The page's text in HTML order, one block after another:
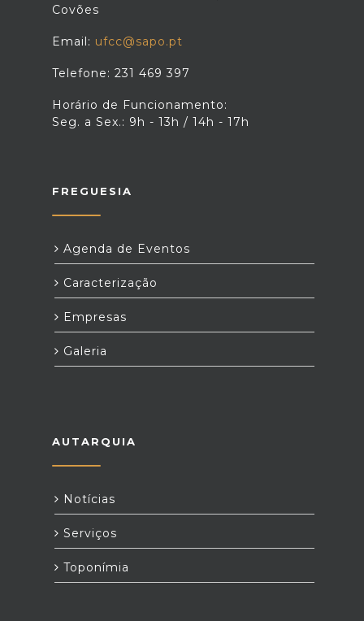
Covões
Email: ufcc@sapo.pt
Telefone: 231 469 397
Horário de Funcionamento:
Seg. a Sex.: 9h - 13h / 14h - 17h
FREGUESIA
Agenda de Eventos
Caracterização
Empresas
Galeria
AUTARQUIA
Notícias
Serviços
Toponímia